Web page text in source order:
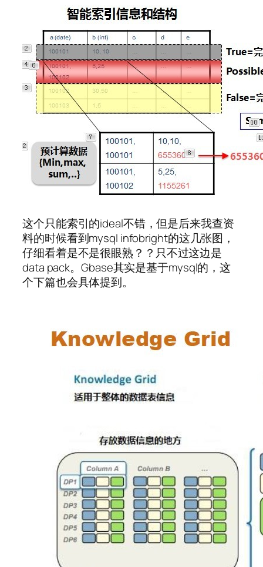
这个只能索引的ideal不错，但是后来我查资
料的时候看到mysql infobright的这几张图，
仔细看着是不是很眼熟？？只不过这边是
data pack。Gbase其实是基于mysql的，这
个下篇也会具体提到。